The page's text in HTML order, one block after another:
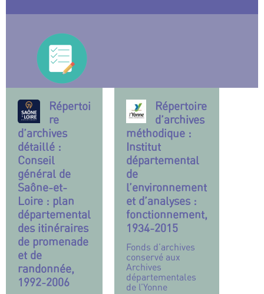
Répertoi
re
d’archives
détaillé :
Conseil
général de
Saône-et-
Loire : plan
départemental
des itinéraires
de promenade
et de
randonnée,
1992-2006
Répertoire
d’archives
méthodique :
Institut
départemental
de
l’environnement
et d’analyses :
fonctionnement,
1934-2015
Fonds d’archives
conservé aux
Archives
départementales
de l’Yonne